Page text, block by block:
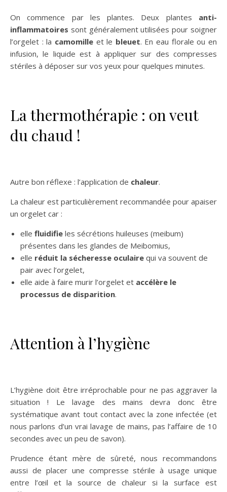
On commence par les plantes. Deux plantes anti-
inflammatoires sont généralement utilisées pour soigner
l’orgelet : la camomilleet le bleuet. En eau florale ou en
infusion, le liquide est à appliquer sur des compresses
stériles à déposer sur vos yeux pour quelques minutes.
La thermothérapie : on veut
du chaud !
Autre bon réflexe : l’application de chaleur.
La chaleur est particulièrement recommandée pour apaiser
un orgelet car :
elle fluidifie les sécrétions huileuses (meibum)
présentes dans les glandes de Meibomius,
elle réduit la sécheresse oculaire qui va souvent de
pair avec l’orgelet,
elle aide à faire murir l’orgelet et accélère le
processus de disparition.
Attention à l’hygiène
L’hygiène doit être irréprochable pour ne pas aggraver la
situation ! Le lavage des mains devra donc être
systématique avant tout contact avec la zone infectée (et
nous parlons d’un vrai lavage de mains, pas l’affaire de 10
secondes avec un peu de savon).
Prudence étant mère de sûreté, nous recommandons
aussi de placer une compresse stérile à usage unique
entre l’œil et la source de chaleur si la surface est